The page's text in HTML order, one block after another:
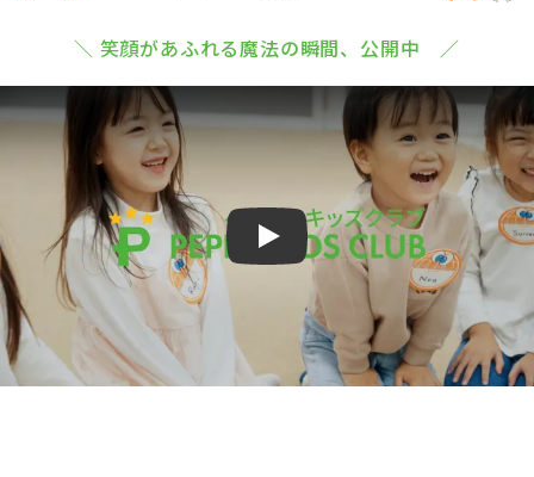
＼ 笑顔があふれる魔法の瞬間、公開中 ／
Play